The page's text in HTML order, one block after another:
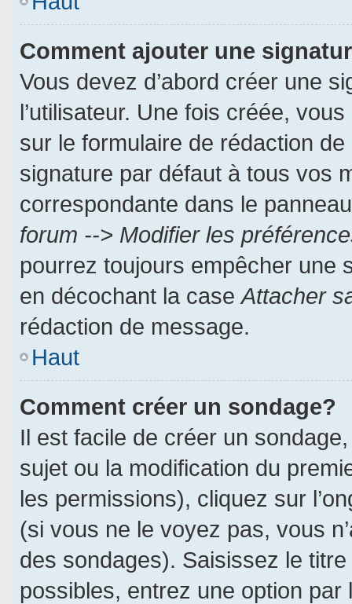
Comment ajouter une
Vous devez d’abord créer une
l’utilisateur. Une fois créée,
sur le formulaire de rédaction
signature par défaut à tous vos
correspondante dans le
forum --> Modifier les
pourrez toujours empêcher une
en décochant la caseAttacher
rédaction de message.
Haut
Comment créer un sondage?
Il est facile de créer un
sujet ou la modification du
les permissions), cliquez sur
(si vous ne le voyez pas, vous
des sondages). Saisissez le
possibles, entrez une option